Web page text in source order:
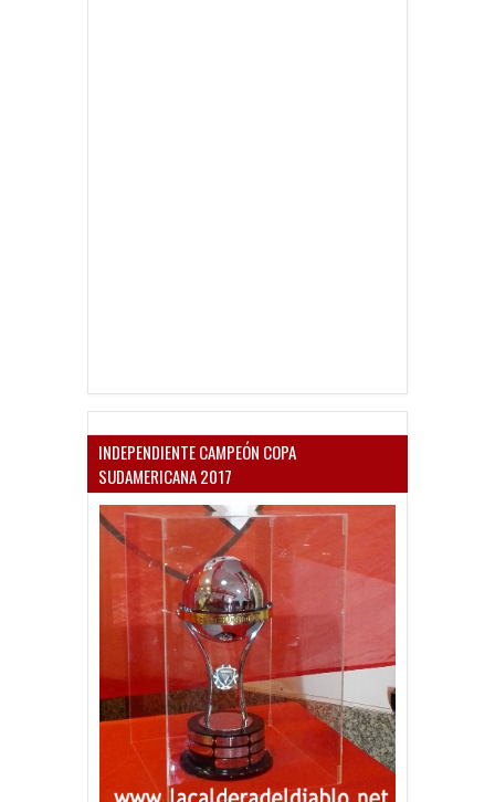
INDEPENDIENTE CAMPEÓN COPA
SUDAMERICANA 2017